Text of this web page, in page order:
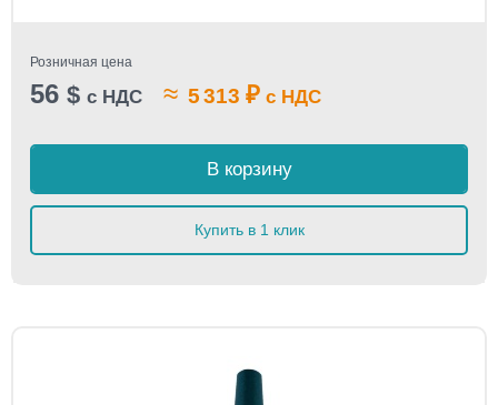
Розничная цена
56 $ с НДС ≈ 5 313 ₽ с НДС
В корзину
Купить в 1 клик